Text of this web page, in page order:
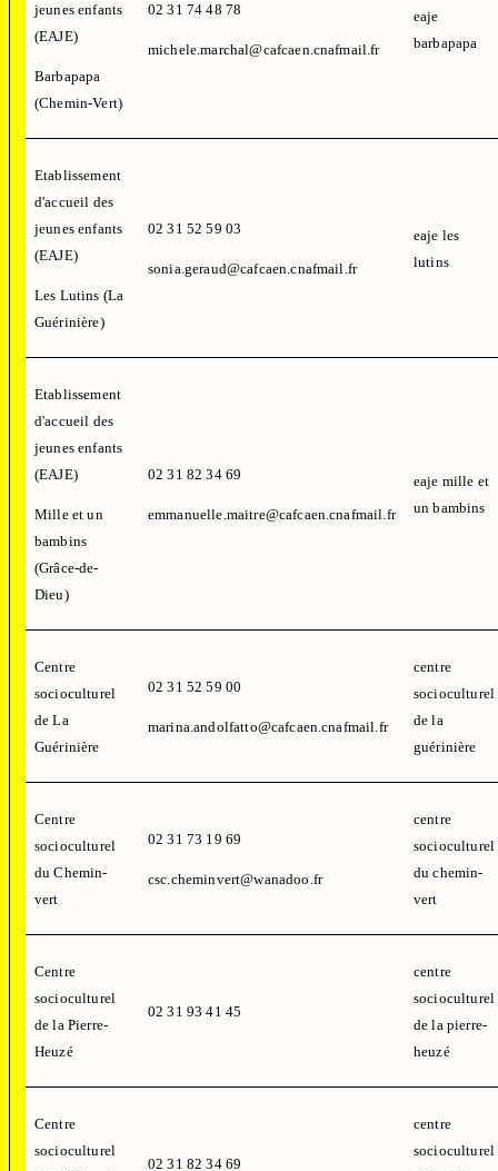
jeunes enfants
(EAJE)
Barbapapa
(Chemin-Vert)
02 31 74 48 78
michele.marchal@cafcaen.cnafmail.fr
eaje
barbapapa
Etablissement
d'accueil des
jeunes enfants
(EAJE)
Les Lutins (La
Guérinière)
02 31 52 59 03
sonia.geraud@cafcaen.cnafmail.fr
eaje les
lutins
Etablissement
d'accueil des
jeunes enfants
(EAJE)
Mille et un
bambins
(Grâce-de-
Dieu)
02 31 82 34 69
emmanuelle.maitre@cafcaen.cnafmail.fr
eaje mille et
un bambins
Centre
socioculturel
de La
Guérinière
02 31 52 59 00
marina.andolfatto@cafcaen.cnafmail.fr
centre
socioculturel
de la
guérinière
Centre
socioculturel
du Chemin-
vert
02 31 73 19 69
csc.cheminvert@wanadoo.fr
centre
socioculturel
du chemin-
vert
Centre
socioculturel
de la Pierre-
Heuzé
02 31 93 41 45
centre
socioculturel
de la pierre-
heuzé
Centre
socioculturel
02 31 82 34 69
centre
socioculturel